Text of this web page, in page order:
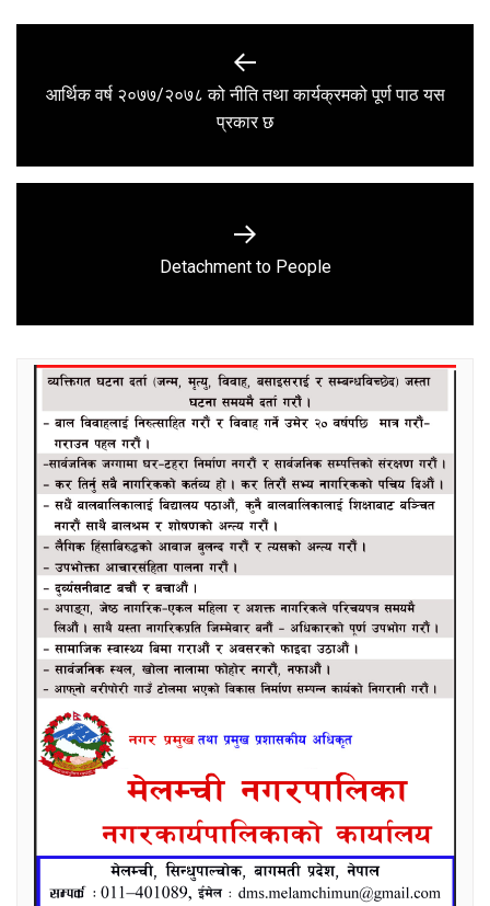
navigation
Previous
post:
आर्थिक वर्ष २०७७/२०७८ को नीति तथा कार्यक्रमको पूर्ण पाठ यस
प्रकार छ
Next
Detachment to People